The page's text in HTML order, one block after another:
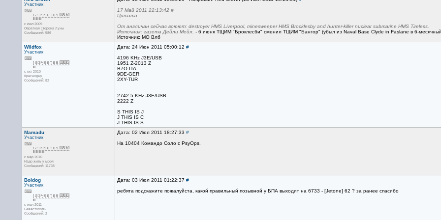
Участник
с июл 2009
Обратная сторона Луны
Сообщений: 586
17 Май 2011 22:13:42 #
Цитата
От англичан сейчас воюют: destroyer HMS Liverpool, minesweeper HMS Brocklesby and hunter-killer nuclear submarine HMS Tireless.
Источник: газета Дейли Мейл. - 6 июня ТЩИМ "Броклесби" сменил ТЩИМ "Бангор" (убыл из Naval Base Clyde in Faslane в 6-
Источник: МО Влб
Wildfox
Участник
с окт 2010
Краснодар
Сообщений: 82
Дата: 24 Июн 2011 05:00:12 #
4196 KHz J3E/USB
1951 Z-2013 Z
B7O-ITA
9DE-GER
2XY-TUR
2742.5 KHz J3E/USB
2222 Z
S THIS IS J
J THIS IS C
J THIS IS S
Mamadu
Участник
с мар 2010
Надо жить у моря
Сообщений: 11738
Дата: 02 Июл 2011 18:27:33 #
На 10404 Командо Соло с PsyOps.
Boldog
Участник
с июл 2011
Севастополь
Сообщений: 2
Дата: 03 Июл 2011 01:22:37 #
ребята подскажите пожалуйста, какой правильный позывной у БПА выходит на 6733 - [Jetone] 62 ? за ранее спасибо